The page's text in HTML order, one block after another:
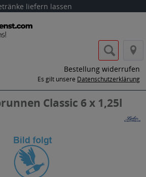
liefern lassen
Bestellung widerrufen
Es gilt unsere Datenschutzerklärung
Classic 6 x 1,25l